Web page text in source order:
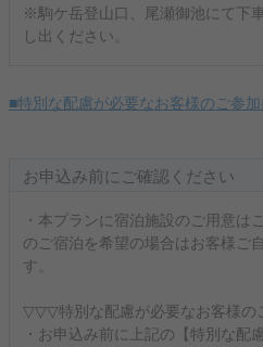
※駒ケ岳登山口、尾瀬御池にて下
し出ください。
■特別な配慮が必要なお客様のご参
お申込み前にご確認ください
・本プランに宿泊施設のご用意は
のご宿泊を希望の場合はお客様ご
す。
▽▽▽特別な配慮が必要なお客様の
・お申込み前に上記の【特別な配